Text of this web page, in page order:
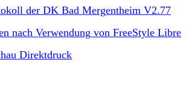
der DK Bad Mergentheim V2.77
nach Verwendung von FreeStyle Libre
Direktdruck